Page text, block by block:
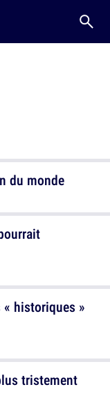
du monde
historiques »
tristement